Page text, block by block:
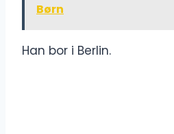
Børn
Han bor i Berlin.